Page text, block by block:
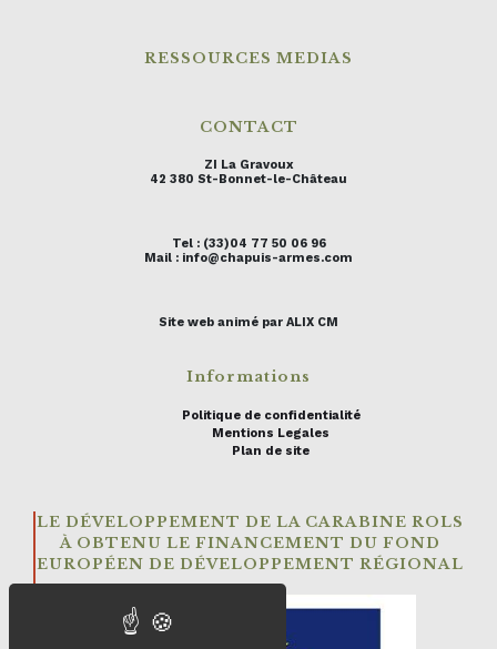
RESSOURCES MEDIAS
CONTACT
ZI La Gravoux
42 380 St-Bonnet-le-Château
Tel : (33)04 77 50 06 96
Mail : info@chapuis-armes.com
Site web animé par ALIX CM
Informations
Politique de confidentialité
Mentions Legales
Plan de site
LE DÉVELOPPEMENT DE LA CARABINE ROLS
À OBTENU LE FINANCEMENT DU FOND
EUROPÉEN DE DÉVELOPPEMENT RÉGIONAL